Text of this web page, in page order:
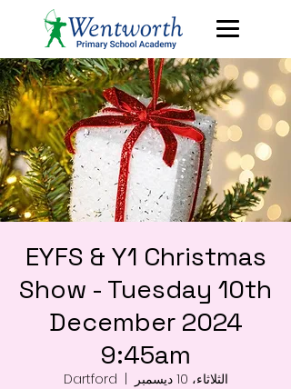
EYFS & Y1 Christmas
Show - Tuesday 10th
December 2024
9:45am
الثلاثاء، 10 ديسمبر
Dartford